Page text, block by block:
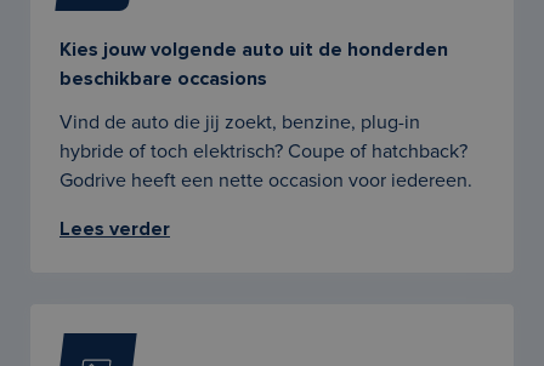
Kies jouw volgende auto uit de honderden
beschikbare occasions
Vind de auto die jij zoekt, benzine, plug-in
hybride of toch elektrisch? Coupe of hatchback?
Godrive heeft een nette occasion voor iedereen.
Lees verder